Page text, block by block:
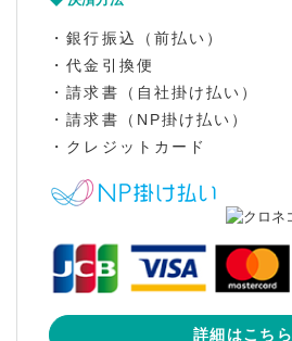
・銀行振込（前払い）
・代金引換便
・請求書（自社掛け払い）
・請求書（NP掛け払い）
・クレジットカード
詳細はこちら